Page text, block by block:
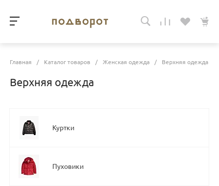
Главная / Каталог товаров / Женская одежда / Верхняя одежда
Верхняя одежда
Куртки
Пуховики